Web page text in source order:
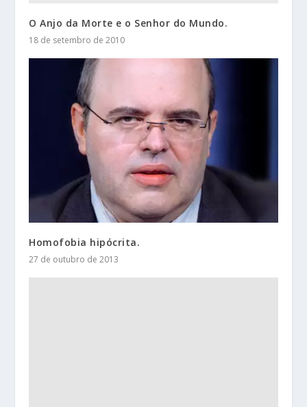
O Anjo da Morte e o Senhor do Mundo.
18 de setembro de 2010
Homofobia hipócrita.
27 de outubro de 2013